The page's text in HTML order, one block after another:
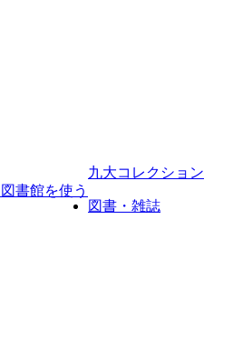
図書館を使う
九大コレクション
図書・雑誌